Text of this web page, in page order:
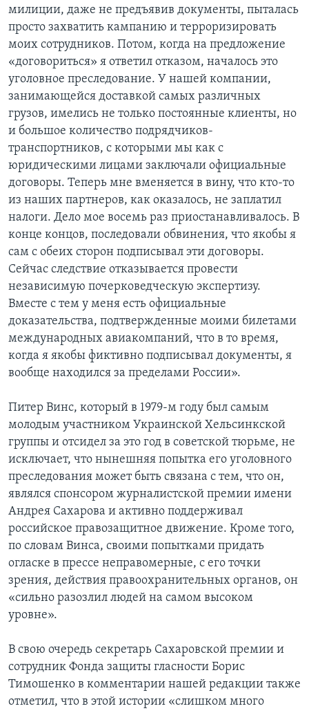
милиции, даже не предъявив документы, пыталась
просто захватить кампанию и терроризировать
моих сотрудников. Потом, когда на предложение
«договориться» я ответил отказом, началось это
уголовное преследование. У нашей компании,
занимающейся доставкой самых различных
грузов, имелись не только постоянные клиенты, но
и большое количество подрядчиков-
транспортников, с которыми мы как с
юридическими лицами заключали официальные
договоры. Теперь мне вменяется в вину, что кто-то
из наших партнеров, как оказалось, не заплатил
налоги. Дело мое восемь раз приостанавливалось. В
конце концов, последовали обвинения, что якобы я
сам с обеих сторон подписывал эти договоры.
Сейчас следствие отказывается провести
независимую почерковедческую экспертизу.
Вместе с тем у меня есть официальные
доказательства, подтвержденные моими билетами
международных авиакомпаний, что в то время,
когда я якобы фиктивно подписывал документы, я
вообще находился за пределами России».
Питер Винс, который в 1979-м году был самым
молодым участником Украинской Хельсинкской
группы и отсидел за это год в советской тюрьме, не
исключает, что нынешняя попытка его уголовного
преследования может быть связана с тем, что он,
являлся спонсором журналистской премии имени
Андрея Сахарова и активно поддерживал
российское правозащитное движение. Кроме того,
по словам Винса, своими попытками придать
огласке в прессе неправомерные, с его точки
зрения, действия правоохранительных органов, он
«сильно разозлил людей на самом высоком
уровне».
В свою очередь секретарь Сахаровской премии и
сотрудник Фонда защиты гласности Борис
Тимошенко в комментарии нашей редакции также
отметил, что в этой истории «слишком много